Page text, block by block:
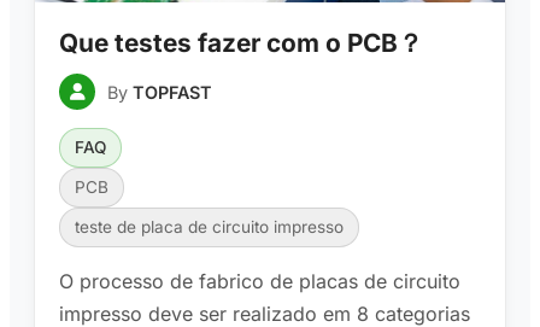
Que testes fazer com o PCB？
By TOPFAST
FAQ
PCB
teste de placa de circuito impresso
O processo de fabrico de placas de circuito
impresso deve ser realizado em 8 categorias